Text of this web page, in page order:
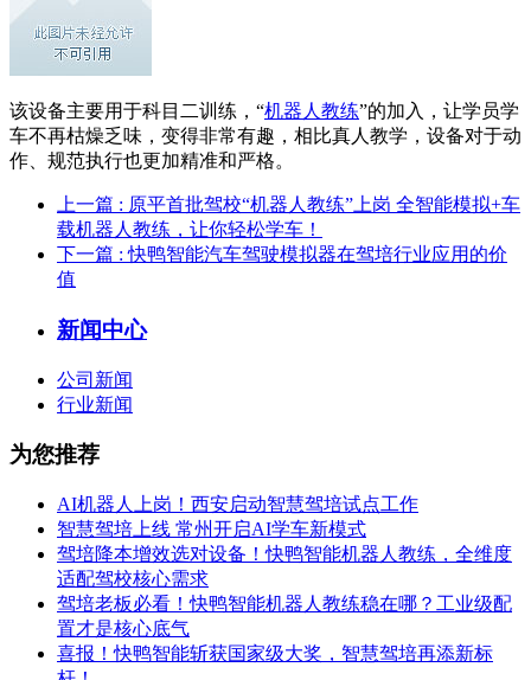
该设备主要用于科目二训练，“机器人教练”的加入，让学员学
车不再枯燥乏味，变得非常有趣，相比真人教学，设备对于动
作、规范执行也更加精准和严格。
上一篇 : 原平首批驾校“机器人教练”上岗 全智能模拟+车
载机器人教练，让你轻松学车！
下一篇 : 快鸭智能汽车驾驶模拟器在驾培行业应用的价
值
新闻中心
公司新闻
行业新闻
为您推荐
AI机器人上岗！西安启动智慧驾培试点工作
智慧驾培上线 常州开启AI学车新模式
驾培降本增效选对设备！快鸭智能机器人教练，全维度
适配驾校核心需求
驾培老板必看！快鸭智能机器人教练稳在哪？工业级配
置才是核心底气
喜报！快鸭智能斩获国家级大奖，智慧驾培再添新标